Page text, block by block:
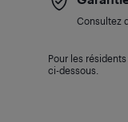
Consultez
Pour les
ci-dessous.